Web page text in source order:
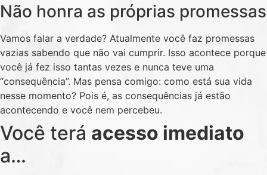
Não honra as próprias promessas
Vamos falar a verdade? Atualmente você faz promessas
vazias sabendo que não vai cumprir. Isso acontece porque
você já fez isso tantas vezes e nunca teve uma
“consequência”. Mas pensa comigo: como está sua vida
nesse momento? Pois é, as consequências já estão
acontecendo e você nem percebeu.
Você terá acesso imediato
a…